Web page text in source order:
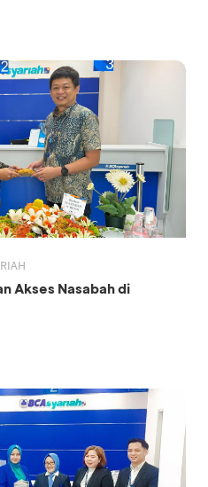
Akses Nasabah di